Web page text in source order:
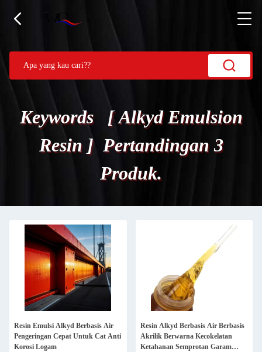
Keywords [ Alkyd Emulsion
Resin ] Pertandingan 3
Produk.
Resin Emulsi Alkyd Berbasis Air
Pengeringan Cepat Untuk Cat Anti
Korosi Logam
Resin Alkyd Berbasis Air Berbasis
Akrilik Berwarna Kecokelatan
Ketahanan Semprotan Garam